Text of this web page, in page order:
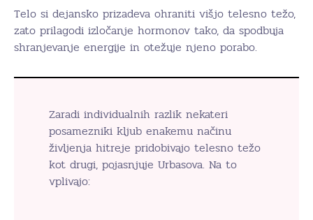
Telo si dejansko prizadeva ohraniti višjo telesno težo,
zato prilagodi izločanje hormonov tako, da spodbuja
shranjevanje energije in otežuje njeno porabo.
Zaradi individualnih razlik nekateri
posamezniki kljub enakemu načinu
življenja hitreje pridobivajo telesno težo
kot drugi, pojasnjuje Urbasova. Na to
vplivajo: